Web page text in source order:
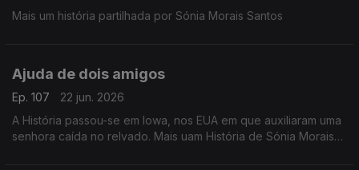
Mais um história partilhada por Sónia Morais Santos
Ajuda de dois amigos
Ep. 107
22 jun. 2026
A História passou-se em Iowa, nos EUA em que auxiliaram uma
senhora caída no relvado. Mais uam História de Sónia Morais